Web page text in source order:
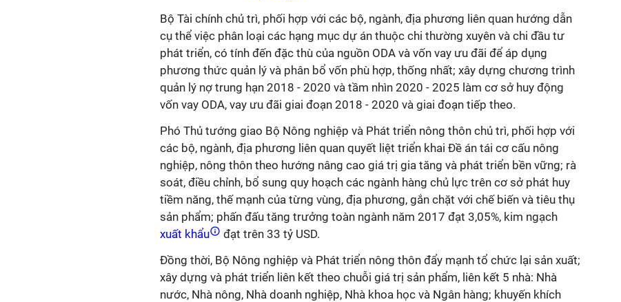
Bộ Tài chính chủ trì, phối hợp với các bộ, ngành, địa phương liên quan hướng dẫn
cụ thể việc phân loại các hạng mục dự án thuộc chi thường xuyên và chi đầu tư
phát triển, có tính đến đặc thù của nguồn ODA và vốn vay ưu đãi để áp dụng
phương thức quản lý và phân bổ vốn phù hợp, thống nhất; xây dựng chương trình
quản lý nợ trung hạn 2018 - 2020 và tầm nhìn 2020 - 2025 làm cơ sở huy động
vốn vay ODA, vay ưu đãi giai đoạn 2018 - 2020 và giai đoạn tiếp theo.
Phó Thủ tướng giao Bộ Nông nghiệp và Phát triển nông thôn chủ trì, phối hợp với
các bộ, ngành, địa phương liên quan quyết liệt triển khai Đề án tái cơ cấu nông
nghiệp, nông thôn theo hướng nâng cao giá trị gia tăng và phát triển bền vững; rà
soát, điều chỉnh, bổ sung quy hoạch các ngành hàng chủ lực trên cơ sở phát huy
tiềm năng, thế mạnh của từng vùng, địa phương, gắn chặt với chế biến và tiêu thụ
sản phẩm; phấn đấu tăng trưởng toàn ngành năm 2017 đạt 3,05%, kim ngạch
xuất khẩu
đạt trên 33 tỷ USD.
Đồng thời, Bộ Nông nghiệp và Phát triển nông thôn đẩy mạnh tổ chức lại sản xuất;
xây dựng và phát triển liên kết theo chuỗi giá trị sản phẩm, liên kết 5 nhà: Nhà
nước, Nhà nông, Nhà doanh nghiệp, Nhà khoa học và Ngân hàng; khuyến khích